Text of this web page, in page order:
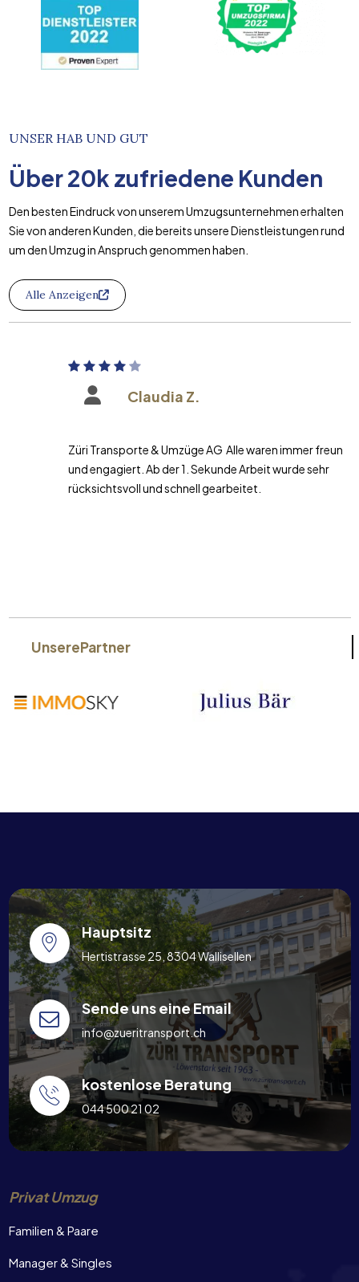
UNSER HAB UND GUT
Über20k zufriedene Kunden
Den besten Eindruck von unserem Umzugsunternehmen erhalten
Sie von anderen Kunden, die bereits unsere Dienstleistungen rund
um den Umzug in Anspruch genommen haben.
Alle Anzeigen
Claudia Z.
Züri Transporte & Umzüge AG Alle waren immer freundlich
und engagiert. Ab der 1. Sekunde Arbeit wurde sehr
rücksichtsvoll und schnell gearbeitet.
UnserePartner
Hauptsitz
Hertistrasse 25, 8304 Wallisellen
Sende uns eine Email
info@zueritransport.ch
kostenlose Beratung
044 500 21 02
Privat Umzug
Familien & Paare
Manager & Singles